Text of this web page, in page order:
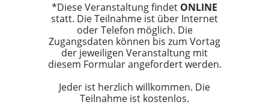
*Diese Veranstaltung findet ONLINE
statt. Die Teilnahme ist über Internet
oder Telefon möglich. Die
Zugangsdaten können bis zum Vortag
der jeweiligen Veranstaltung mit
diesem Formular angefordert werden.
Jeder ist herzlich willkommen. Die
Teilnahme ist kostenlos.